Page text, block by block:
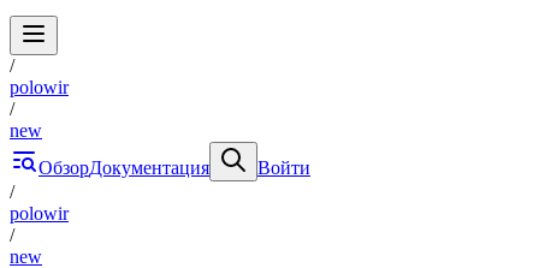
/
polowir
/
new
ОбзорДокументация
Войти
/
polowir
/
new